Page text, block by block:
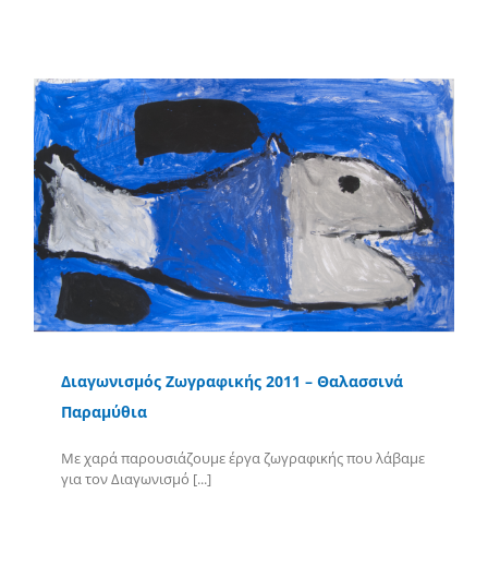
Διαγωνισμός Ζωγραφικής 2011 – Θαλασσινά
Παραμύθια
Με χαρά παρουσιάζουμε έργα ζωγραφικής που λάβαμε
για τον Διαγωνισμό [...]